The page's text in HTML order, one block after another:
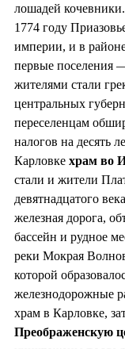
лошадей
1774 году
империи, и в
первые поселения
жителями стали
центральных
переселенцам
налогов на десять
Карловке храм во
стали и жители
девятнадцатого
железная дорога,
бассейн и рудное
реки Мокрая
которой
железнодорожные
храм в Карловке,
Преображенскую